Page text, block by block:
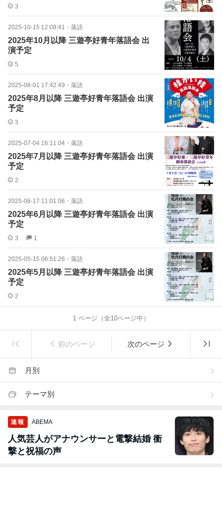
3
2025-10-15 12:08:41 ・ 落語
2025年10月以降 三遊亭好青年落語会 出
演予定
5
2025-08-01 17:42:49 ・ 落語
2025年8月以降 三遊亭好青年落語会 出演
予定
3
2025-07-04 16:11:04 ・ 落語
2025年7月以降 三遊亭好青年落語会 出演
予定
2
2025-06-17 11:01:06 ・ 落語
2025年6月以降 三遊亭好青年落語会 出演
予定
3 1
2025-05-15 06:51:26 ・ 落語
2025年5月以降 三遊亭好青年落語会 出演
予定
2
1ページ（全10ページ中）
前のページ 次のページ
月別
テーマ別
速報 ABEMA
人気芸人がアナウンサーと電撃結婚 衝
撃と祝福の声